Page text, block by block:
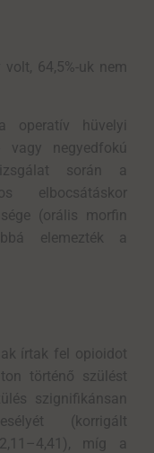
64,5%-uk nem
operatív hüvelyi
vagy negyedfokú
során a
elbocsátáskor
(orális morfin
elemezték a
írtak fel opioidot
történő szülést
szignifikánsan
(korrigált
míg a